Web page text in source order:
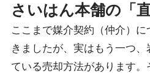
さいはん本舗の「
ここまで媒介契約（仲介）
きましたが、実はもう一つ
ている売却方法があります